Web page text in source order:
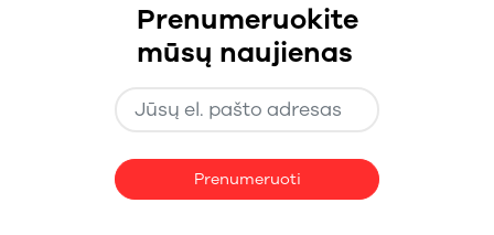
Prenumeruokite
mūsų naujienas
Prenumeruoti